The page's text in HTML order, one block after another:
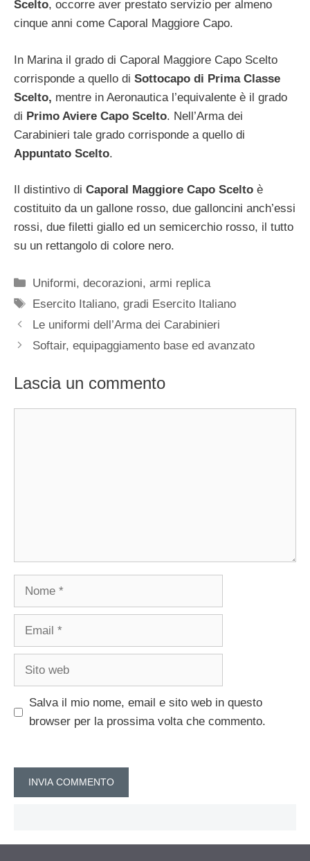
Scelto, occorre aver prestato servizio per almeno
cinque anni come Caporal Maggiore Capo.
In Marina il grado di Caporal Maggiore Capo Scelto
corrisponde a quello di Sottocapo di Prima Classe
Scelto, mentre in Aeronautica l’equivalente è il grado
di Primo Aviere Capo Scelto. Nell’Arma dei
Carabinieri tale grado corrisponde a quello di
Appuntato Scelto.
Il distintivo di Caporal Maggiore Capo Scelto è
costituito da un gallone rosso, due galloncini anch’essi
rossi, due filetti giallo ed un semicerchio rosso, il tutto
su un rettangolo di colore nero.
Categorie
Uniformi, decorazioni, armi replica
Tag
Esercito Italiano,gradi Esercito Italiano
Le uniformi dell’Arma dei Carabinieri
Softair, equipaggiamento base ed avanzato
Lascia un commento
Nome
Email
Sito
Salva il mio nome, email e sito web in questo
browser per la prossima volta che commento.